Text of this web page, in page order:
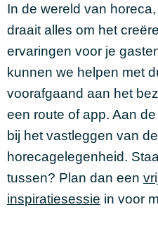
In de wereld van
draait alles om het
ervaringen voor je
kunnen we helpen met
voorafgaand aan het
een route of app. Aan
bij het vastleggen van
horecagelegenheid.
tussen? Plan dan een
inspiratiesessie in voor